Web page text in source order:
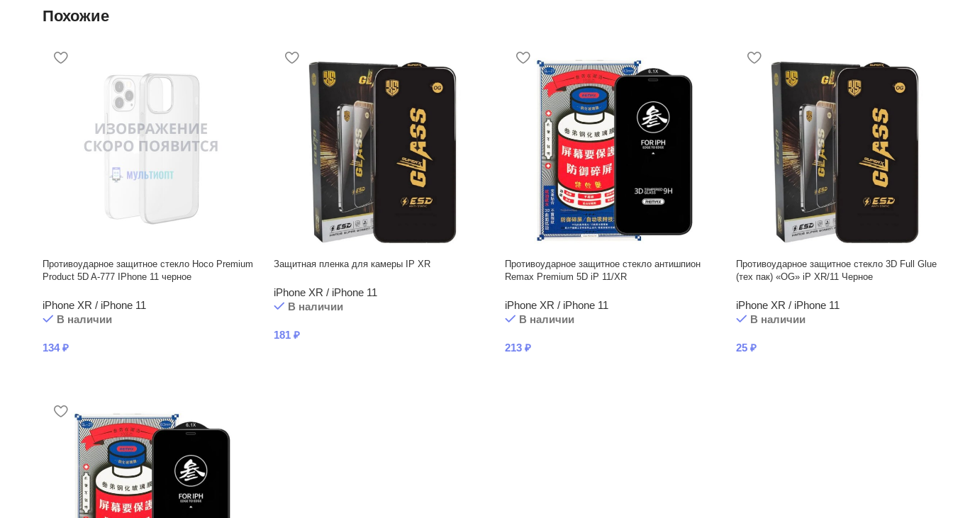
Похожие
Противоударное защитное стекло Hoco Premium
Product 5D A-777 IPhone 11 черное
iPhone XR / iPhone 11
В наличии
134₽
Защитная пленка для камеры IP XR
iPhone XR / iPhone 11
В наличии
181 ₽
Противоударное защитное стекло антишпион
Remax Premium 5D iP 11/XR
iPhone XR / iPhone 11
В наличии
213 ₽
Противоударное защитное стекло 3D Full Glue
(тех пак) «OG» iP XR/11 Черное
iPhone XR / iPhone 11
В наличии
25 ₽